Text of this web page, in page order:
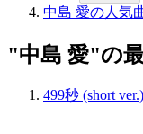
中島 愛の人気
"中島 愛"の
499秒 (short